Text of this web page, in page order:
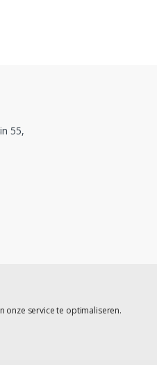
onze service te optimaliseren.
55,